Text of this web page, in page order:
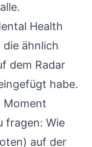
Health
ähnlich
dem Radar
habe.
Moment
fragen: Wie
auf der